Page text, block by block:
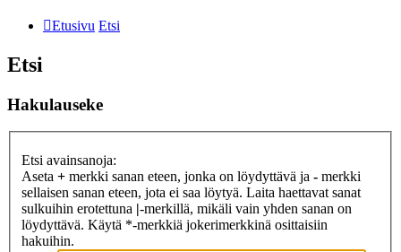
Etusivu Etsi
Etsi
Hakulauseke
Etsi avainsanoja:
Aseta + merkki sanan eteen, jonka on löydyttävä ja - merkki
sellaisen sanan eteen, jota ei saa löytyä. Laita haettavat sanat
sulkuihin erotettuna |-merkillä, mikäli vain yhden sanan on
löydyttävä. Käytä *-merkkiä jokerimerkkinä osittaisiin
hakuihin.